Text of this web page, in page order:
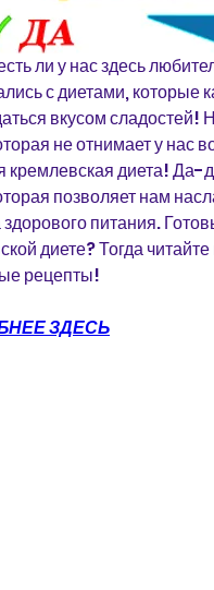
ли у нас здесь
с диетами, которые
вкусом сладостей!
не отнимает у нас
кремлевская диета!
позволяет нам
питания.
диете? Тогда
рецепты!
ЗДЕСЬ